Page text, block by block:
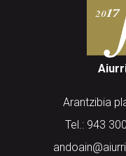
Arantzibia
Tel.: 943